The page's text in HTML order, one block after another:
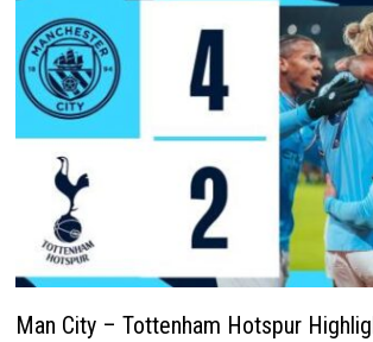
Man City – Tottenham Hotspur